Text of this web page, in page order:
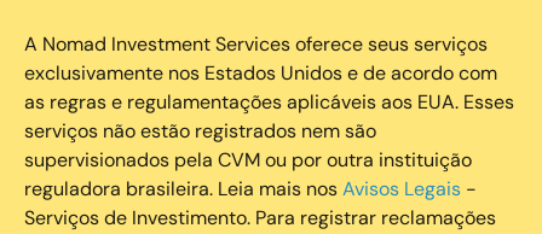
A Nomad Investment Services oferece seus serviços
exclusivamente nos Estados Unidos e de acordo com
as regras e regulamentações aplicáveis aos EUA. Esses
serviços não estão registrados nem são
supervisionados pela CVM ou por outra instituição
reguladora brasileira. Leia mais nosAvisos Legais -
Serviços de Investimento. Para registrar reclamações